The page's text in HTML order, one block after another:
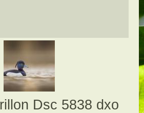
Dsc 5838 dxo